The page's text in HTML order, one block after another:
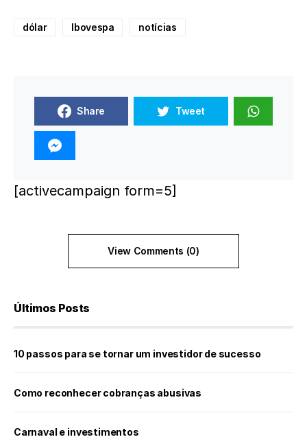
dólar Ibovespa notícias
Share Tweet
[activecampaign form=5]
View Comments (0)
Últimos Posts
10 passos para se tornar um investidor de sucesso
Como reconhecer cobranças abusivas
Carnaval e investimentos